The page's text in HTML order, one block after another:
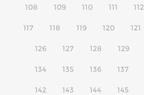
108 109 110 111 112
117 118 119 120 121
126 127 128 129
134 135 136 137
142 143 144 145